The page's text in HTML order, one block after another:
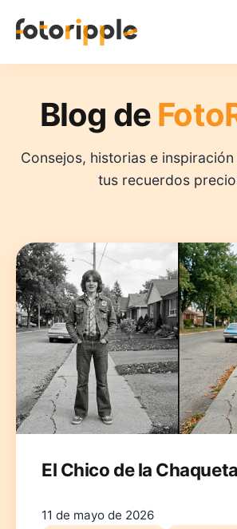
Deutsch English
Blog de
Consejos, historias e
tus recuerdos
El Chico de la
11 de mayo de 2026